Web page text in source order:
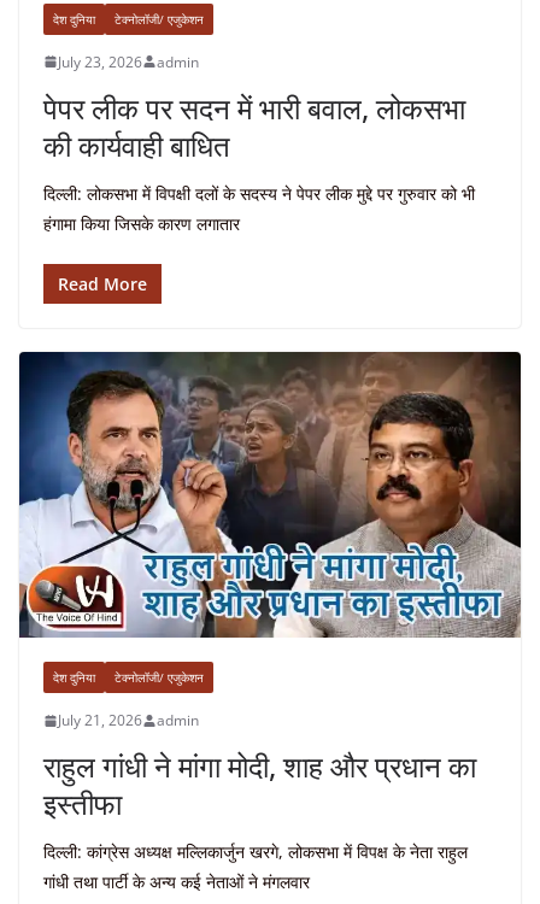
देश दुनिया टेक्नोलॉजी/ एजुकेशन
July 23, 2026 admin
पेपर लीक पर सदन में भारी बवाल, लोकसभा
की कार्यवाही बाधित
दिल्ली: लोकसभा में विपक्षी दलों के सदस्य ने पेपर लीक मुद्दे पर गुरुवार को भी
हंगामा किया जिसके कारण लगातार
Read More
देश दुनिया टेक्नोलॉजी/ एजुकेशन
July 21, 2026 admin
राहुल गांधी ने मांगा मोदी, शाह और प्रधान का
इस्तीफा
दिल्ली: कांग्रेस अध्यक्ष मल्लिकार्जुन खरगे, लोकसभा में विपक्ष के नेता राहुल
गांधी तथा पार्टी के अन्य कई नेताओं ने मंगलवार